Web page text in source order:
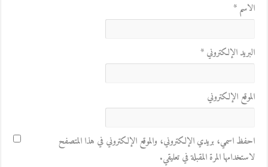
الاسم*
البريد الإلكتروني*
الموقع الإلكتروني
احفظ اسمي، بريدي الإلكتروني، والموقع الإلكتروني في هذا المتصفح
لاستخدامها المرة المقبلة في تعليقي.